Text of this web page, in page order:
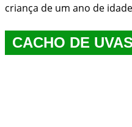
criança de um ano de
CACHO DE UVAS